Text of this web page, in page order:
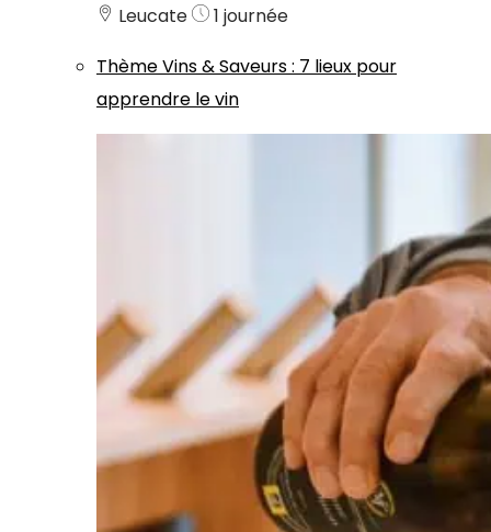
Leucate
1 journée
ThèmeVins & Saveurs: 7 lieux pour
apprendre le vin